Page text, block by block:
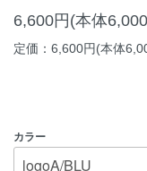
6,600円(本体
定価：6,600円(本体
カラー